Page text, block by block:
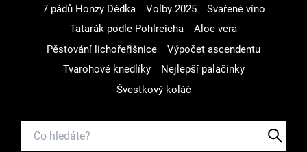
7 pádů Honzy Dědka
Volby 2025
Svařené víno
Tatarák podle Pohlreicha
Aloe vera
Pěstování lichořeřišnice
Výpočet ascendentu
Tvarohové knedlíky
Nejlepší palačinky
Švestkový koláč